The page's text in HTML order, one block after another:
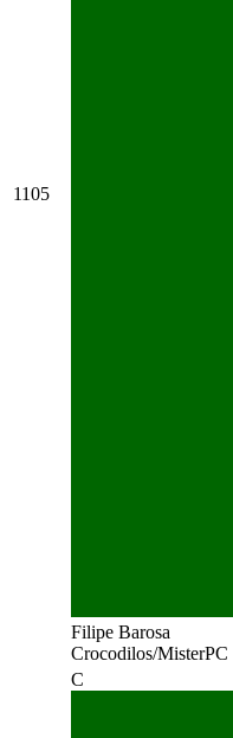
1105
Filipe Barosa
Crocodilos/MisterPC
C